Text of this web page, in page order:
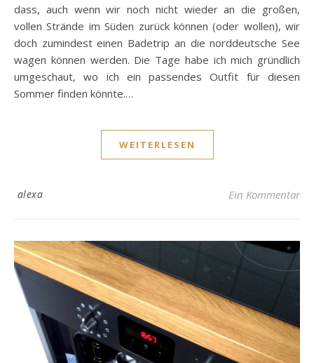
dass, auch wenn wir noch nicht wieder an die großen,
vollen Strände im Süden zurück können (oder wollen), wir
doch zumindest einen Badetrip an die norddeutsche See
wagen können werden. Die Tage habe ich mich gründlich
umgeschaut, wo ich ein passendes Outfit für diesen
Sommer finden könnte.…
WEITERLESEN
alexa Ein Kommentar